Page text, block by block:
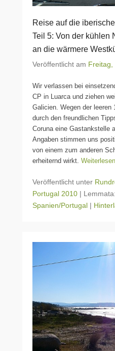
Reise auf die
Teil 5: Von der kühlen
an die wärmere
Veröffentlicht am Freitag,
Wir verlassen bei
CP in Luarca und ziehen
Galicien. Wegen der leeren
durch den freundlichen
Coruna eine Gastankstelle
Angaben stimmen uns
von einem zum anderen
erheiternd wirkt.
Veröffentlicht unter
Portugal 2010 | Lemmata:
Spanien/Portugal |